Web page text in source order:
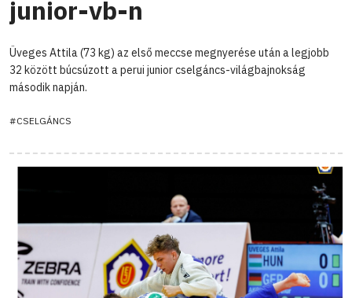
junior-vb-n
Üveges Attila (73 kg) az első meccse megnyerése után a legjobb
32 között búcsúzott a perui junior cselgáncs-világbajnokság
második napján.
#CSELGÁNCS